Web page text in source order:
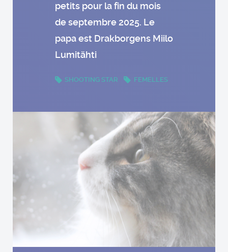
petits pour la fin du mois
de septembre 2025. Le
papa est Drakborgens Miilo
Lumitähti
SHOOTING STAR FEMELLES